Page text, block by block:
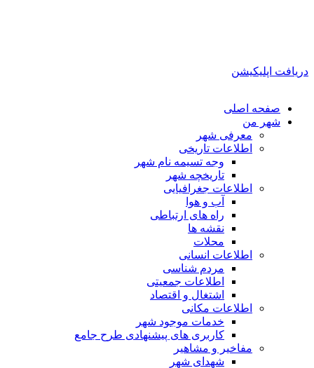
دریافت اپلیکیشن
صفحه اصلی
شهر من
معرفی شهر
اطلاعات تاریخی
وجه تسیمه نام شهر
تاریخچه شهر
اطلاعات جغرافیایی
آب و هوا
راه های ارتباطی
نقشه ها
محلات
اطلاعات انسانی
مردم شناسی
اطلاعات جمعیتی
اشتغال و اقتصاد
اطلاعات مکانی
خدمات موجود شهر
کاربری های پیشنهادی طرح جامع
مفاخیر و مشاهیر
شهدای شهر